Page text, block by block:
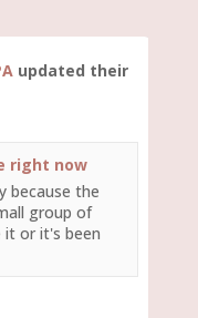
updated their
right now
because the
group of
it or it's been